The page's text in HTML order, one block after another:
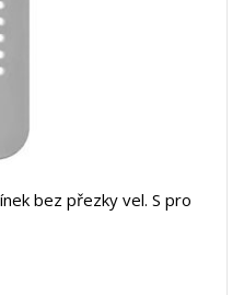
bez přezky vel. S pro